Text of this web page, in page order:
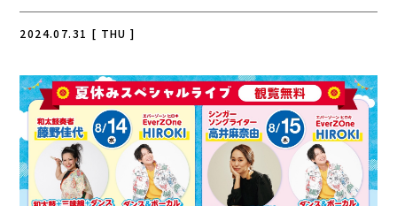
2024.07.31 [ THU ]